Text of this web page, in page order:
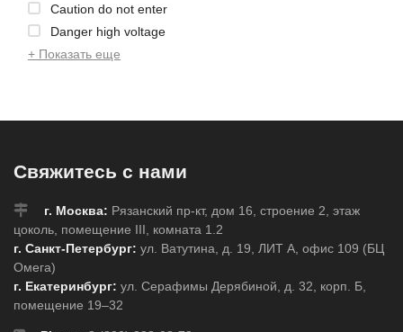
Caution do not enter
Danger high voltage
+ Показать еще
Свяжитесь с нами
г. Москва: Рязанский пр-кт, дом 16, строение 2, этаж
цоколь, помещение III, комната 1.2
г. Санкт-Петербург: ул. Ватутина, д. 19, ЛИТ А, офис 109 (БЦ
Омега)
г. Екатеринбург: ул. Серафимы Дерябиной, д. 32, корп. Б,
помещение 19–32